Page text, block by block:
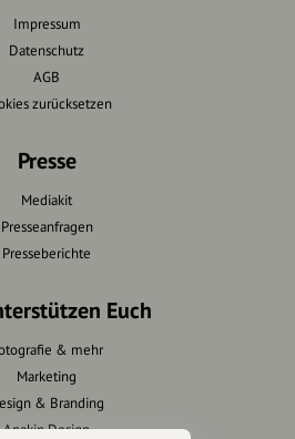
Impressum
Datenschutz
AGB
zurücksetzen
Presse
Mediakit
Presseanfragen
Presseberichte
Euch
& mehr
Marketing
& Branding
Anakin Design